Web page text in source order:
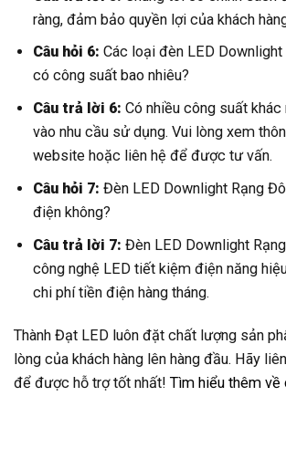
ràng, đảm bảo quyền lợi của khách
Câu hỏi 6: Các loại đèn LED
có công suất bao nhiêu?
Câu trả lời 6: Có nhiều công suất khác
vào nhu cầu sử dụng. Vui lòng xem
website hoặc liên hệ để được tư vấn.
Câu hỏi 7: Đèn LED Downlight Rạng
điện không?
Câu trả lời 7: Đèn LED Downlight
công nghệ LED tiết kiệm điện năng
chi phí tiền điện hàng tháng.
Thành Đạt LED luôn đặt chất lượng sản
lòng của khách hàng lên hàng đầu. Hãy
để được hỗ trợ tốt nhất! Tìm hiểu thêm về